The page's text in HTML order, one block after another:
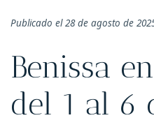
Publicado el 28 de agosto de
Benissa
del 1 al 6